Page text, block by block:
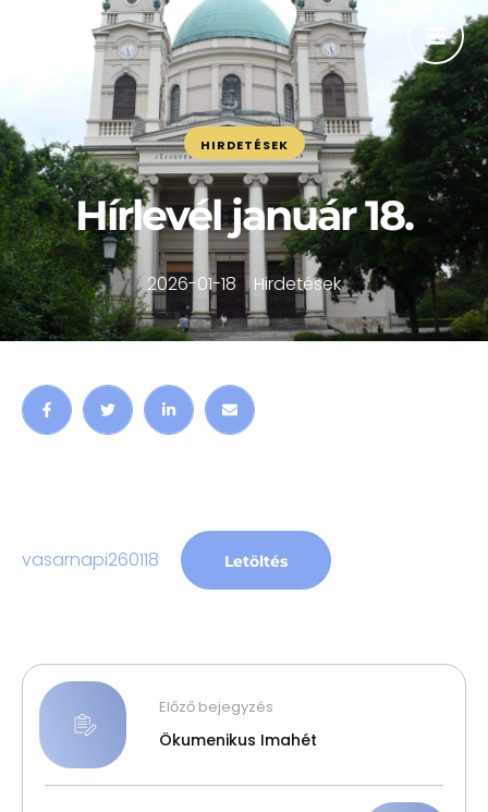
HIRDETÉSEK
Hírlevél január 18.
2026-01-18 Hirdetések
vasarnapi260118 Letöltés
Előző bejegyzés
Ökumenikus Imahét